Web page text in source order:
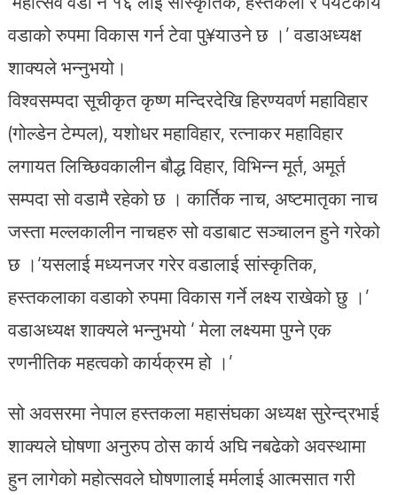
वडाको रुपमा विकास गर्न टेवा पु¥याउने छ ।’ वडाअध्यक्ष
शाक्यले भन्नुभयो।
विश्वसम्पदा सूचीकृत कृष्ण मन्दिरदेखि हिरण्यवर्ण महाविहार
(गोल्डेन टेम्पल), यशोधर महाविहार, रत्नाकर महाविहार
लगायत लिच्छिवकालीन बौद्ध विहार, विभिन्न मूर्त, अमूर्त
सम्पदा सो वडामै रहेको छ । कार्तिक नाच, अष्टमातृका नाच
जस्ता मल्लकालीन नाचहरु सो वडाबाट सञ्चालन हुने गरेको
छ ।‘यसलाई मध्यनजर गरेर वडालाई सांस्कृतिक,
हस्तकलाका वडाको रुपमा विकास गर्ने लक्ष्य राखेको छु ।’
वडाअध्यक्ष शाक्यले भन्नुभयो ‘ मेला लक्ष्यमा पुग्ने एक
रणनीतिक महत्वको कार्यक्रम हो ।’
सो अवसरमा नेपाल हस्तकला महासंघका अध्यक्ष सुरेन्द्रभाई
शाक्यले घोषणा अनुरुप ठोस कार्य अघि नबढेको अवस्थामा
हुन लागेको महोत्सवले घोषणालाई मर्मलाई आत्मसात गरी